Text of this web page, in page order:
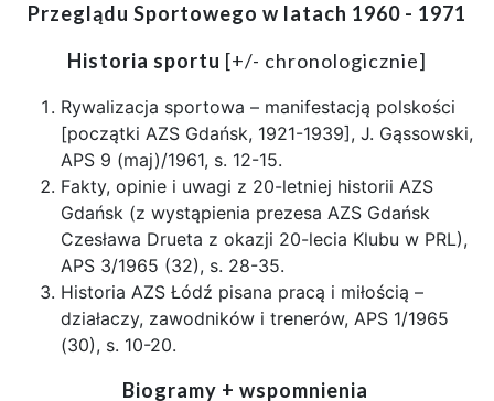
Przeglądu Sportowego w latach 1960 - 1971
Historia sportu [+/- chronologicznie]
Rywalizacja sportowa – manifestacją polskości
[początki AZS Gdańsk, 1921-1939], J. Gąssowski,
APS 9 (maj)/1961, s. 12-15.
Fakty, opinie i uwagi z 20-letniej historii AZS
Gdańsk (z wystąpienia prezesa AZS Gdańsk
Czesława Drueta z okazji 20-lecia Klubu w PRL),
APS 3/1965 (32), s. 28-35.
Historia AZS Łódź pisana pracą i miłością –
działaczy, zawodników i trenerów, APS 1/1965
(30), s. 10-20.
Biogramy + wspomnienia